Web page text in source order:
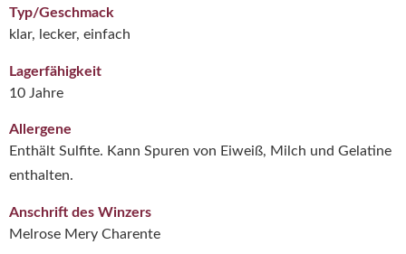
Typ/Geschmack
klar, lecker, einfach
Lagerfähigkeit
10 Jahre
Allergene
Enthält Sulfite. Kann Spuren von Eiweiß, Milch und Gelatine
enthalten.
Anschrift des Winzers
Melrose Mery Charente